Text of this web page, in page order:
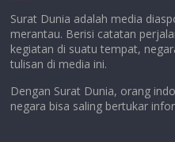
Surat Dunia adalah media
merantau. Berisi catatan
kegiatan di suatu tempat,
tulisan di media ini.
Dengan Surat Dunia, orang
negara bisa saling bertukar